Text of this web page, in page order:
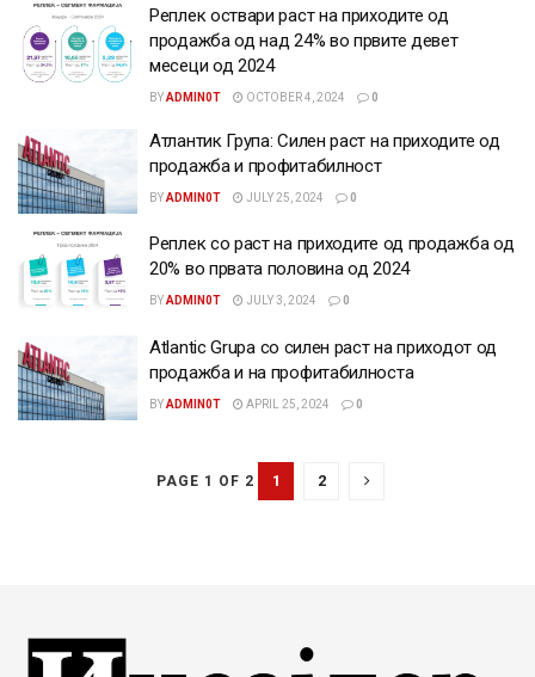
Реплек оствари раст на приходите од
продажба од над 24% во првите девет
месеци од 2024
BYADMIN0T OCTOBER 4, 2024 0
Атлантик Група: Силен раст на приходите од
продажба и профитабилност
BYADMIN0T JULY 25, 2024 0
Реплек со раст на приходите од продажба од
20% во првата половина од 2024
BYADMIN0T JULY 3, 2024 0
Atlantic Grupa со силен раст на приходот од
продажба и на профитабилноста
BYADMIN0T APRIL 25, 2024 0
PAGE 1 OF 2 1 2